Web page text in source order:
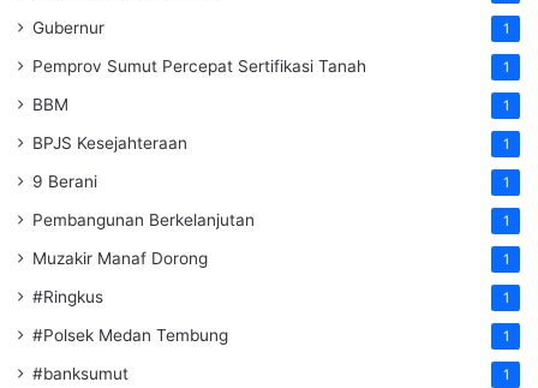
Gubernur 1
Pemprov Sumut Percepat Sertifikasi Tanah 1
BBM 1
BPJS Kesejahteraan 1
9 Berani 1
Pembangunan Berkelanjutan 1
Muzakir Manaf Dorong 1
#Ringkus 1
#Polsek Medan Tembung 1
#banksumut 1